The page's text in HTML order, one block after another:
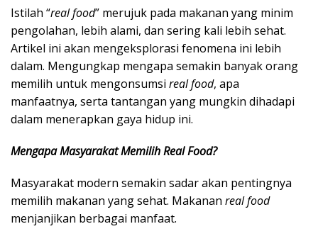
Istilah “real food” merujuk pada makanan yang minim
pengolahan, lebih alami, dan sering kali lebih sehat.
Artikel ini akan mengeksplorasi fenomena ini lebih
dalam. Mengungkap mengapa semakin banyak orang
memilih untuk mengonsumsi real food, apa
manfaatnya, serta tantangan yang mungkin dihadapi
dalam menerapkan gaya hidup ini.
Mengapa Masyarakat Memilih Real Food?
Masyarakat modern semakin sadar akan pentingnya
memilih makanan yang sehat. Makanan real food
menjanjikan berbagai manfaat.